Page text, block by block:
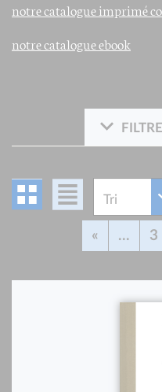
notre catalogue imprimé
notre catalogue ebook
« ... 3